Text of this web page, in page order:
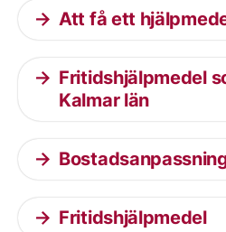
Att få ett
Fritidshjälpmedel
Kalmar län
Fritidshjälpmedel